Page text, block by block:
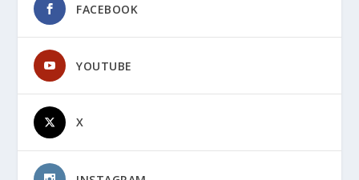
FACEBOOK
YOUTUBE
X